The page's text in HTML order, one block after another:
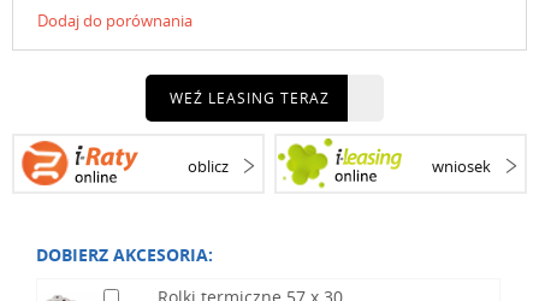
Dodaj do porównania
WEŹ LEASING TERAZ
oblicz wniosek
DOBIERZ AKCESORIA: